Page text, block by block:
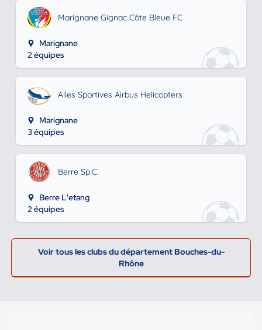
Marignane Gignac Côte Bleue FC
Marignane
2 équipes
Ailes Sportives Airbus Helicopters
Marignane
3 équipes
Berre Sp.C.
Berre L'etang
2 équipes
Voir tous les clubs du département Bouches-du-
Rhône